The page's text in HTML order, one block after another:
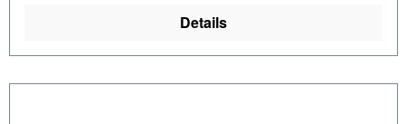
Aktivkohlefilters von Vauen geeignet ist. •
Normalbissmundstück • Mundstück aus Acryl
Details